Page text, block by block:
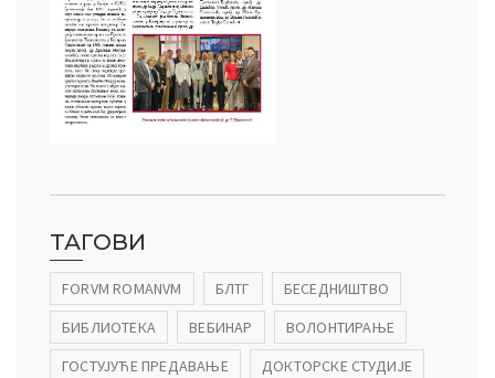
ТАГОВИ
FORVM ROMANVM БЛТГ
БЕСЕДНИШТВО
БИБЛИОТЕКА
ВЕБИНАР
ВОЛОНТИРАЊЕ
ГОСТУЈУЋЕ ПРЕДАВАЊЕ
ДОКТОРСКЕ СТУДИЈЕ